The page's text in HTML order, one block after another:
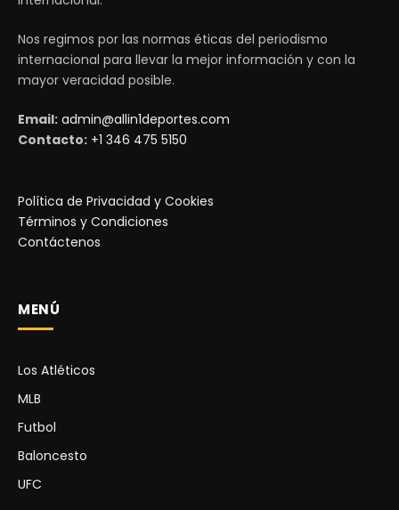
Nos regimos por las normas éticas del periodismo
internacional para llevar la mejor información y con la
mayor veracidad posible.
Email: admin@allin1deportes.com
Contacto: +1 346 475 5150
Política de Privacidad y Cookies
Términos y Condiciones
Contáctenos
MENÚ
Los Atléticos
MLB
Futbol
Baloncesto
UFC